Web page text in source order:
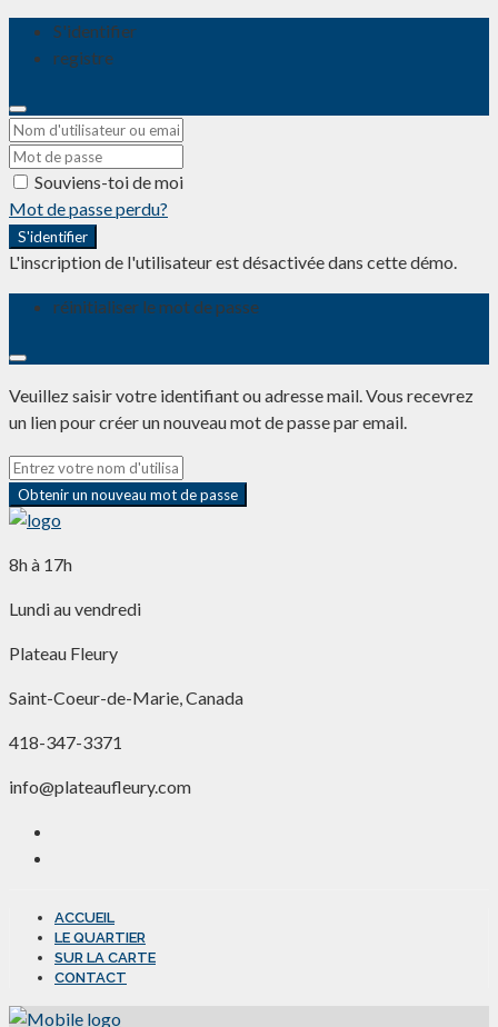
S'identifier
registre
Souviens-toi de moi
Mot de passe perdu?
S'identifier
L'inscription de l'utilisateur est désactivée dans cette démo.
réinitialiser le mot de passe
Veuillez saisir votre identifiant ou adresse mail. Vous recevrez
un lien pour créer un nouveau mot de passe par email.
Obtenir un nouveau mot de passe
8h à 17h
Lundi au vendredi
Plateau Fleury
Saint-Coeur-de-Marie, Canada
418-347-3371
info@plateaufleury.com
ACCUEIL
LE QUARTIER
SUR LA CARTE
CONTACT